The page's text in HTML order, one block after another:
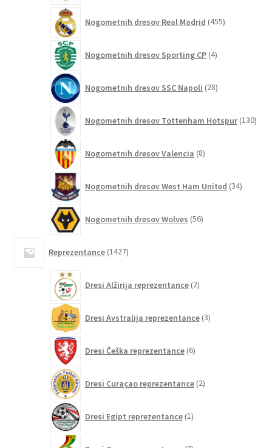
Nogometnih dresov Real Madrid 455izdelkov
Nogometnih dresov Sporting CP 4izdelki
Nogometnih dresov SSC Napoli 28izdelkov
Nogometnih dresov Tottenham Hotspur 130
Nogometnih dresov Valencia 8izdelkov
Nogometnih dresov West Ham United 34izdelkov
Nogometnih dresov Wolves 56izdelkov
Reprezentance 1427izdelkov
Dresi Alžirija reprezentance 2izdelka
Dresi Avstralija reprezentance 3izdelki
Dresi Češka reprezentance 6izdelkov
Dresi Curaçao reprezentance 2izdelka
Dresi Egipt reprezentance 1izdelek